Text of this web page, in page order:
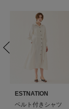
ESTNATION
ベルト付きシャツ